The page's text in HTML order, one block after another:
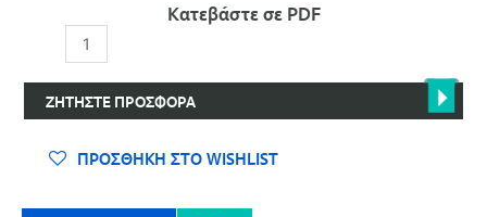
Κατεβάστε σε PDF
Turbo
2D
Κυκλοποιητής
Διαβάθμιση
ΖΗΤΉΣΤΕ ΠΡΟΣΦΟΡΆ
ΠΡΟΣΘΉΚΗ ΣΤΟ WISHLIST